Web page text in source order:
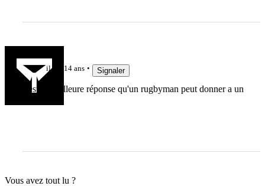
il y a 14 ans Signaler
c'est la meilleure réponse qu'un rugbyman peut donner a un
Vous avez tout lu ?